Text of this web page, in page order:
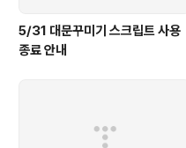
5/31 대문꾸미기 스크립트 사용
종료 안내